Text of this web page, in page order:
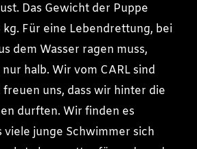
Das Gewicht der Puppe
Für eine Lebendrettung, bei
dem Wasser ragen muss,
halb. Wir vom CARL sind
uns, dass wir hinter die
durften. Wir finden es
viele junge Schwimmer sich